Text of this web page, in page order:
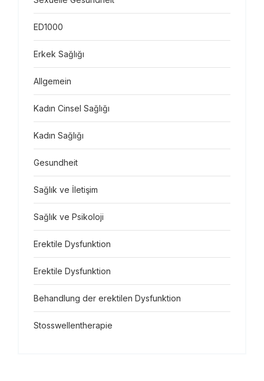
ED1000
Erkek Sağlığı
Allgemein
Kadın Cinsel Sağlığı
Kadın Sağlığı
Gesundheit
Sağlık ve İletişim
Sağlık ve Psikoloji
Erektile Dysfunktion
Erektile Dysfunktion
Behandlung der erektilen Dysfunktion
Stosswellentherapie